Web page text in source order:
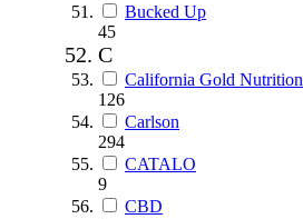
Bucked Up
45
C
California Gold Nutrition
126
Carlson
294
CATALO
9
CBD